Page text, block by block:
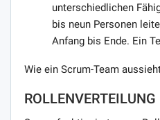
unterschiedlichen
bis neun Personen
Anfang bis Ende. Ein
Wie ein Scrum-Team
ROLLENVERTEILUNG